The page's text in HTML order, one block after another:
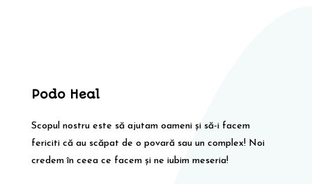
Podo Heal
Scopul nostru este să ajutam oameni și să-i facem
fericiti că au scăpat de o povară sau un complex! Noi
credem în ceea ce facem și ne iubim meseria!